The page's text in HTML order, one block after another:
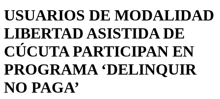
USUARIOS DE MODALIDAD
LIBERTAD ASISTIDA DE
CÚCUTA PARTICIPAN EN
PROGRAMA ‘DELINQUIR
NO PAGA’